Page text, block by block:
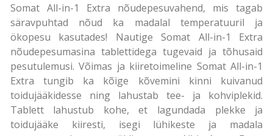
Somat All-in-1 Extra nõudepesuvahend, mis tagab
säravpuhtad nõud ka madalal temperatuuril ja
ökopesu kasutades! Nautige Somat All-in-1 Extra
nõudepesumasina tablettidega tugevaid ja tõhusaid
pesutulemusi. Võimas ja kiiretoimeline Somat All-in-1
Extra tungib ka kõige kõvemini kinni kuivanud
toidujääkidesse ning lahustab tee- ja kohviplekid.
Tablett lahustub kohe, et lagundada plekke ja
toidujääke kiiresti, isegi lühikeste ja madala